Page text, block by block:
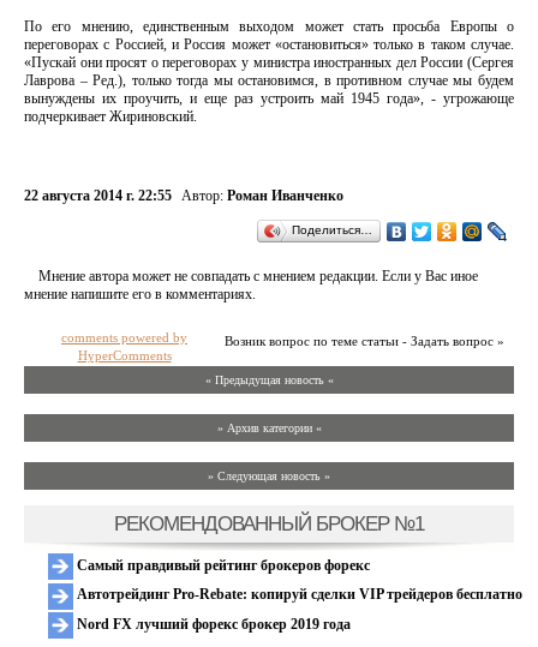
По его мнению, единственным выходом может стать просьба Европы о
переговорах с Россией, и Россия может «остановиться» только в таком случае.
«Пускай они просят о переговорах у министра иностранных дел России (Сергея
Лаврова – Ред.), только тогда мы остановимся, в противном случае мы будем
вынуждены их проучить, и еще раз устроить май 1945 года», - угрожающе
подчеркивает Жириновский.
22 августа 2014 г. 22:55 Автор: Роман Иванченко
Поделиться…
Мнение автора может не совпадать с мнением редакции. Если у Вас иное
мнение напишите его в комментариях.
Возник вопрос по теме статьи - Задать вопрос »
comments powered by
HyperComments
« Предыдущая новость «
» Архив категории «
» Следующая новость »
РЕКОМЕНДОВАННЫЙ БРОКЕР №1
Самый правдивый рейтинг брокеров форекс
Автотрейдинг Pro-Rebate: копируй сделки VIP трейдеров бесплатно
Nord FX лучший форекс брокер 2019 года